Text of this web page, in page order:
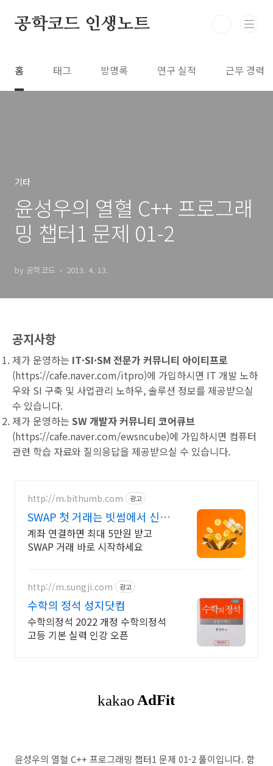
공학코드 인생노트
홈 태그 방명록 연구 실적 근무 경력
기타
윤성우의 열혈 C++ 프로그래
밍 챕터1 문제 01-2
by 공학코드 2013. 4. 13.
공지사항
제가 운영하는 IT·SI·SM 전문가 커뮤니티 아이티프로
(https://cafe.naver.com/itpro)에 가입하시면 IT 개발 노하
우와 SI 구축 및 사업관리 노하우, 솔루션 정보를 제공받으실
수 있습니다.
제가 운영하는 SW 개발자 커뮤니티 코어큐브
(https://cafe.naver.com/ewsncube)에 가입하시면 컴퓨터
관련 학습 자료와 질의응답을 제공받으실 수 있습니다.
http://m.bithumb.com 광고
SWAP 첫 거래는 빗썸에서 신규
가입 시 5만원 혜택
계좌 연결하면 최대 5만원 받고
SWAP 거래 바로 시작하세요
http://m.sungji.com 광고
수학의 정석 성지닷컴
수학의정석 2022 개정 수학의정석
고등 기본 실력 인강 오픈
윤성우의 열혈 C++ 프로그래밍 챕터1 문제 01-2 풀이입니다. 함